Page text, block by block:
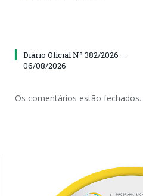
Diário Oficial Nº 382/2026 –
06/08/2026
Os comentários estão fechados.